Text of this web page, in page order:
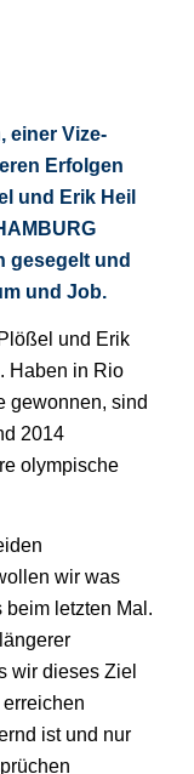
einer Vize-
Erfolgen
und Erik Heil
gesegelt und
und Job.
und Erik
Haben in Rio
gewonnen, sind
2014
olympische
wir was
letzten Mal.
wir dieses Ziel
ist und nur